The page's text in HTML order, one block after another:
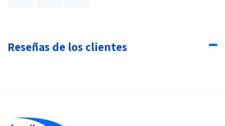
Reseñas de los clientes